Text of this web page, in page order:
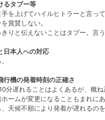
るタブー等
を上げてハイルヒトラーと言って
賞賛しない。
りと伝えないことはタブー。言
日本人への対応
機の発着時刻の正確さ
分遅れることはよくあるが、概ね
ームが変更になることもまれに
天候不順により発着が遅れるの